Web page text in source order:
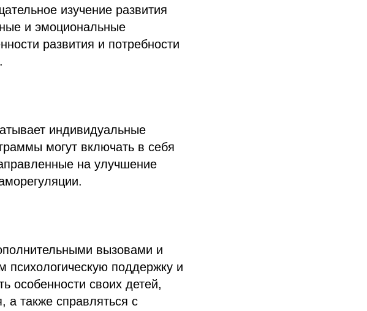
изучение развития
и эмоциональные
развития и потребности
индивидуальные
могут включать в себя
на улучшение
вызовами и
психологическую поддержку и
особенности своих детей,
а также справляться с